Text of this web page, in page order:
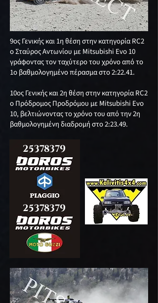
9ος Γενικής και 1η θέση στην κατηγορία RC2
ο Σταύρος Αντωνίου με Mitsubishi Evo 10
γράφοντας τον ταχύτερο του χρόνο από το
1ο βαθμολογημένο πέρασμα στο 2:22.41.
10ος Γενικής και 2η θέση στην κατηγορία RC2
ο Πρόδρομος Προδρόμου με Mitsubishi Evo
10, βελτιώνοντας το χρόνο του από την 2η
βαθμολογημένη διαδρομή στο 2:23.49.
25378379
25378379